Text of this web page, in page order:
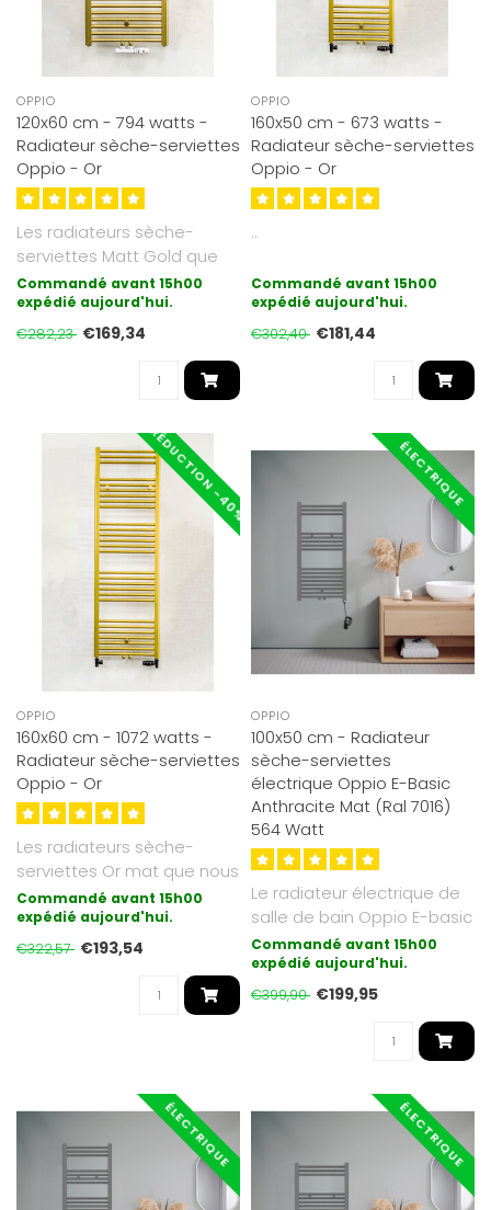
OPPIO
120x60 cm - 794 watts -
Radiateur sèche-serviettes
Oppio - Or
Les radiateurs sèche-
serviettes Matt Gold que
nous proposons sont
galvanisés (..
Commandé avant 15h00
expédié aujourd'hui.
€282,23 €169,34
OPPIO
160x50 cm - 673 watts -
Radiateur sèche-serviettes
Oppio - Or
..
Commandé avant 15h00
expédié aujourd'hui.
€302,40 €181,44
RÉDUCTION -40%
OPPIO
160x60 cm - 1072 watts -
Radiateur sèche-serviettes
Oppio - Or
Les radiateurs sèche-
serviettes Or mat que nous
proposons sont galvanisés
(cou..
Commandé avant 15h00
expédié aujourd'hui.
€322,57 €193,54
ÉLECTRIQUE
OPPIO
100x50 cm - Radiateur
sèche-serviettes
électrique Oppio E-Basic
Anthracite Mat (Ral 7016)
564 Watt
Le radiateur électrique de
salle de bain Oppio E-basic
est la forme de chauffag..
Commandé avant 15h00
expédié aujourd'hui.
€399,90 €199,95
ÉLECTRIQUE ÉLECTRIQUE